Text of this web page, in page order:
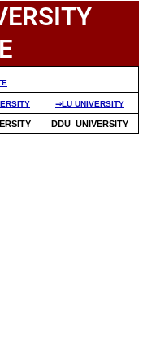
⇒LU UNIVERSITY
DDU UNIVERSITY